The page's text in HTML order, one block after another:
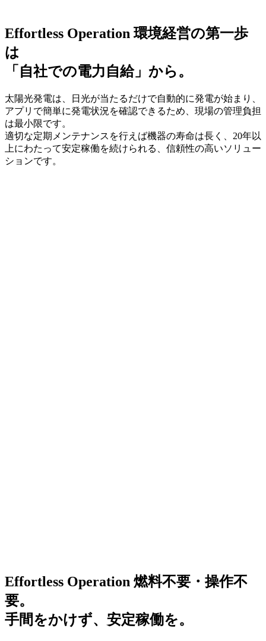
Effortless Operation 環境経営の第一歩
は
「自社での電力自給」から。
太陽光発電は、日光が当たるだけで自動的に発電が始まり、
アプリで簡単に発電状況を確認できるため、現場の管理負担
は最小限です。
適切な定期メンテナンスを行えば機器の寿命は長く、20年以
上にわたって安定稼働を続けられる、信頼性の高いソリュー
ションです。
Effortless Operation 燃料不要・操作不
要。
手間をかけず、安定稼働を。